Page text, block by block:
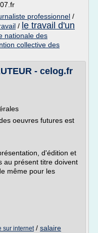
professionnel /
/ le travail d'un
nationale des
collective des
- celog.fr
oeuvres futures est
d'édition et
au présent titre doivent
même pour les
sur internet/ salaire